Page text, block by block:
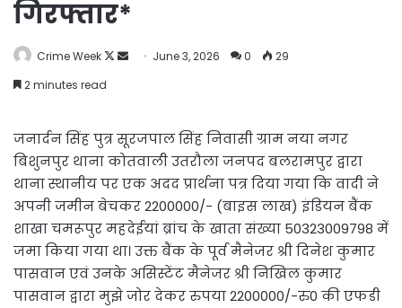
गिरफ्तार*
Crime Week
Follow
SendJune 3, 2026 0
29
2 minutes read
जनार्दन सिंह पुत्र सूरजपाल सिंह निवासी ग्राम नया नगर
बिशुनपुर थाना कोतवाली उतरौला जनपद बलरामपुर द्वारा
थाना स्थानीय पर एक अदद प्रार्थना पत्र दिया गया कि वादी ने
अपनी जमीन बेचकर 2200000/- (बाइस लाख) इंडियन बैंक
शाखा चमरूपुर महदेईयां ब्रांच के खाता संख्या 50323009798 में
जमा किया गया था। उक्त बैंक के पूर्व मैनेजर श्री दिनेश कुमार
पासवान एवं उनके असिस्टेंट मैनेजर श्री निखिल कुमार
पासवान द्वारा मुझे जोर देकर रुपया 2200000/-रु0 की एफडी